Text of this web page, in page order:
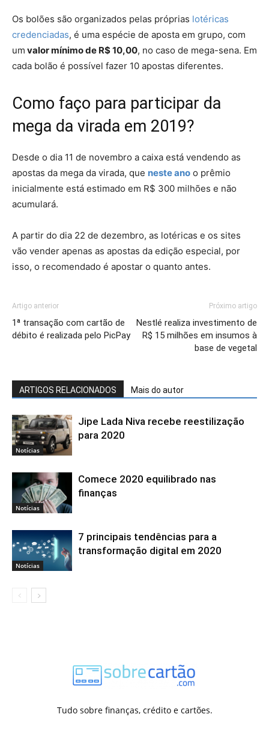
Os bolões são organizados pelas próprias lotéricas
credenciadas, é uma espécie de aposta em grupo, com
um valor mínimo de R$ 10,00, no caso de mega-sena. Em
cada bolão é possível fazer 10 apostas diferentes.
Como faço para participar da
mega da virada em 2019?
Desde o dia 11 de novembro a caixa está vendendo as
apostas da mega da virada, que neste ano o prêmio
inicialmente está estimado em R$ 300 milhões e não
acumulará.
A partir do dia 22 de dezembro, as lotéricas e os sites
vão vender apenas as apostas da edição especial, por
isso, o recomendado é apostar o quanto antes.
Artigo anterior
1ª transação com cartão de
débito é realizada pelo PicPay
Próximo artigo
Nestlé realiza investimento de
R$ 15 milhões em insumos à
base de vegetal
ARTIGOS RELACIONADOS Mais do autor
Notícias
Jipe Lada Niva recebe reestilização
para 2020
Notícias
Comece 2020 equilibrado nas
finanças
Notícias
7 principais tendências para a
transformação digital em 2020
Tudo sobre finanças, crédito e cartões.